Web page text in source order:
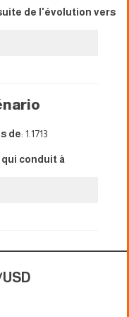
de l'évolution vers
de: 1.1713
conduit à